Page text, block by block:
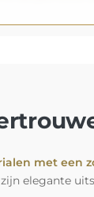
met een
elegante